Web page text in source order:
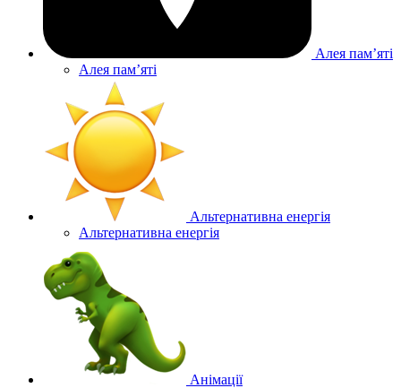
Алея памʼяті
Алея памʼяті
Альтернативна енергія
Альтернативна енергія
Анімації